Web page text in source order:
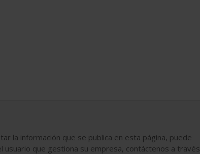
la información que se publica en esta página, puede
usuario que gestiona su empresa, contáctenos a través